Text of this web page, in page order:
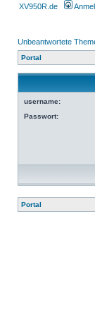
XV950R.de
Unbeantwortete
Portal
username:
Passwort:
Portal